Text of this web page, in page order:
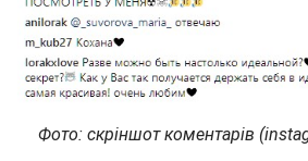
Фото: скріншот коментарів